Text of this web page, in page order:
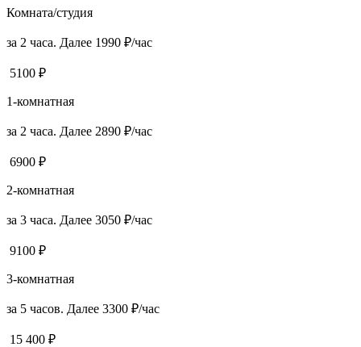
Комната/студия
за 2 часа. Далее 1990 ₽/час
5100 ₽
1-комнатная
за 2 часа. Далее 2890 ₽/час
6900 ₽
2-комнатная
за 3 часа. Далее 3050 ₽/час
9100 ₽
3-комнатная
за 5 часов. Далее 3300 ₽/час
15 400 ₽